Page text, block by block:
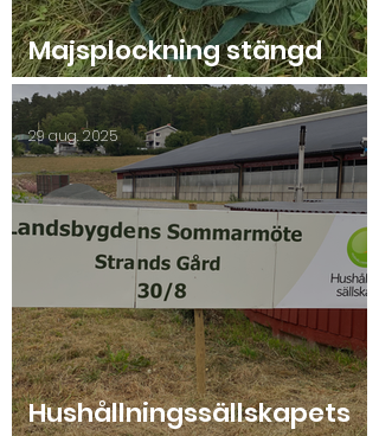
Majsplockning stängd
onsdag 10/9!
Hushållningssällskapets
29 aug. 2025